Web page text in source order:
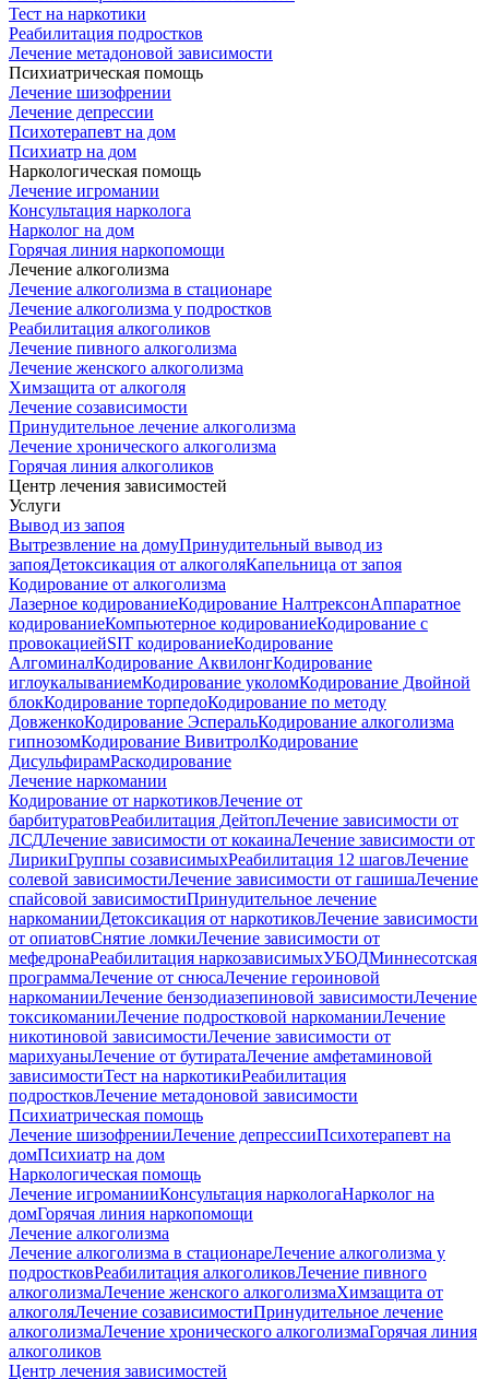
Тест на наркотики
Реабилитация подростков
Лечение метадоновой зависимости
Психиатрическая помощь
Лечение шизофрении
Лечение депрессии
Психотерапевт на дом
Психиатр на дом
Наркологическая помощь
Лечение игромании
Консультация нарколога
Нарколог на дом
Горячая линия наркопомощи
Лечение алкоголизма
Лечение алкоголизма в стационаре
Лечение алкоголизма у подростков
Реабилитация алкоголиков
Лечение пивного алкоголизма
Лечение женского алкоголизма
Химзащита от алкоголя
Лечение созависимости
Принудительное лечение алкоголизма
Лечение хронического алкоголизма
Горячая линия алкоголиков
Центр лечения зависимостей
Услуги
Вывод из запоя
Вытрезвление на домуПринудительный вывод из
запояДетоксикация от алкоголяКапельница от запоя
Кодирование от алкоголизма
Лазерное кодированиеКодирование НалтрексонАппаратное
кодированиеКомпьютерное кодированиеКодирование с
провокациейSIT кодированиеКодирование
АлгоминалКодирование АквилонгКодирование
иглоукалываниемКодирование уколомКодирование Двойной
блокКодирование торпедоКодирование по методу
ДовженкоКодирование ЭсперальКодирование алкоголизма
гипнозомКодирование ВивитролКодирование
ДисульфирамРаскодирование
Лечение наркомании
Кодирование от наркотиковЛечение от
барбитуратовРеабилитация ДейтопЛечение зависимости от
ЛСДЛечение зависимости от кокаинаЛечение зависимости от
ЛирикиГруппы созависимыхРеабилитация 12 шаговЛечение
солевой зависимостиЛечение зависимости от гашишаЛечение
спайсовой зависимостиПринудительное лечение
наркоманииДетоксикация от наркотиковЛечение зависимости
от опиатовСнятие ломкиЛечение зависимости от
мефедронаРеабилитация наркозависимыхУБОДМиннесотская
программаЛечение от снюсаЛечение героиновой
наркоманииЛечение бензодиазепиновой зависимостиЛечение
токсикоманииЛечение подростковой наркоманииЛечение
никотиновой зависимостиЛечение зависимости от
марихуаныЛечение от бутиратаЛечение амфетаминовой
зависимостиТест на наркотикиРеабилитация
подростковЛечение метадоновой зависимости
Психиатрическая помощь
Лечение шизофренииЛечение депрессииПсихотерапевт на
домПсихиатр на дом
Наркологическая помощь
Лечение игроманииКонсультация наркологаНарколог на
домГорячая линия наркопомощи
Лечение алкоголизма
Лечение алкоголизма в стационареЛечение алкоголизма у
подростковРеабилитация алкоголиковЛечение пивного
алкоголизмаЛечение женского алкоголизмаХимзащита от
алкоголяЛечение созависимостиПринудительное лечение
алкоголизмаЛечение хронического алкоголизмаГорячая линия
алкоголиков
Центр лечения зависимостей